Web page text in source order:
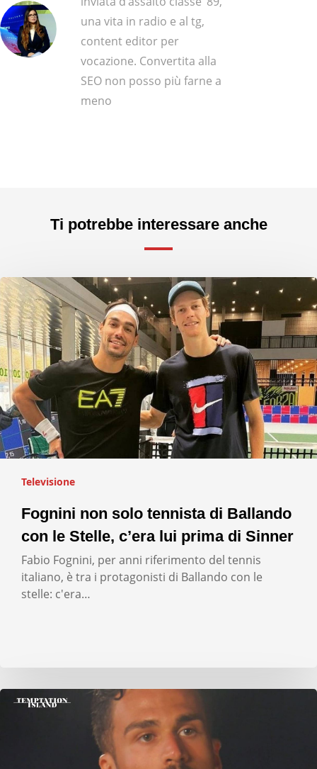
una vita in radio e al tg,
content editor per
vocazione. Convertita alla
SEO non posso più farne a
meno
Ti potrebbe interessare anche
Televisione
Fognini non solo tennista di Ballando
con le Stelle, c’era lui prima di Sinner
Fabio Fognini, per anni riferimento del tennis
italiano, è tra i protagonisti di Ballando con le
stelle: c'era…